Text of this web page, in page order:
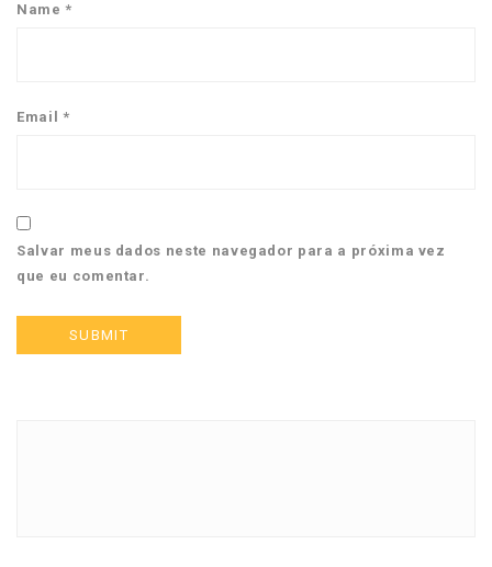
Name*
Email *
Salvar meus dados neste navegador para a próxima vez
que eu comentar.